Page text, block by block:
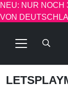
NEU: NUR NOCH
VON